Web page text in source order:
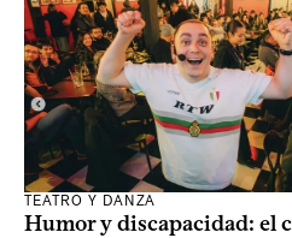
TEATRO Y DANZA
Humor y discapacidad: el